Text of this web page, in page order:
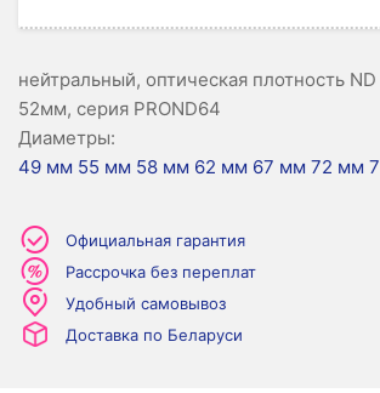
нейтральный, оптическая плотность
52мм, серия PROND64
Диаметры:
49 мм 55 мм 58 мм 62 мм 67 мм 72 мм
Официальная гарантия
Рассрочка без переплат
Удобный самовывоз
Доставка по Беларуси